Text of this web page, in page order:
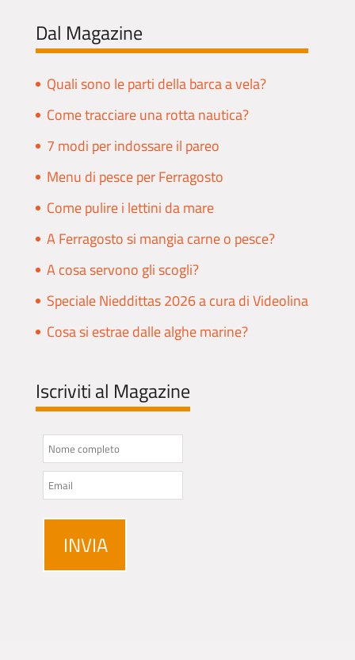
Dal Magazine
Quali sono le parti della barca a vela?
Come tracciare una rotta nautica?
7 modi per indossare il pareo
Menu di pesce per Ferragosto
Come pulire i lettini da mare
A Ferragosto si mangia carne o pesce?
A cosa servono gli scogli?
Speciale Nieddittas 2026 a cura di Videolina
Cosa si estrae dalle alghe marine?
Iscriviti al Magazine